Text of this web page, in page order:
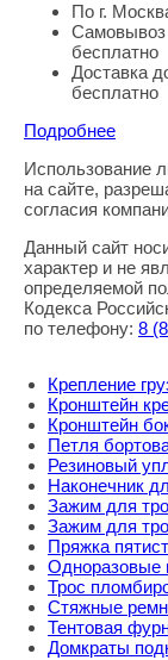
По г.
Самовывоз
бесплатно
Доставка
бесплатно
Подробнее
Правовая
Использование
на сайте,
согласия
Данный сайт
характер и не
определяемой
Кодекса
по телефону: 8
Крепление
Кронштейн
Кронштейн
Петля
Резиновый
Наконечник
Зажим для
Зажим для
Пряжка
Одноразовые
Трос
Стяжные
Тентовая
Домкраты